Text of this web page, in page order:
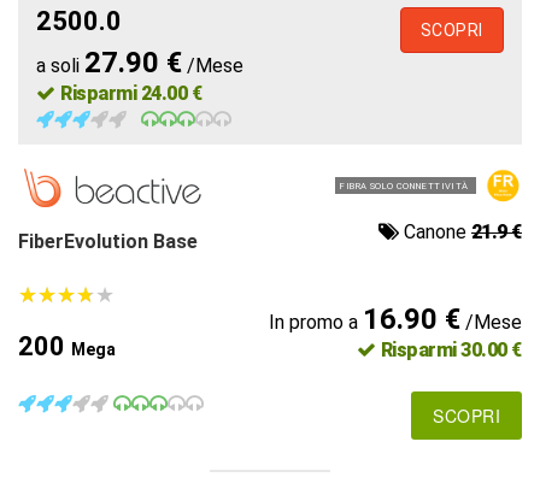
2500.0
a soli 27.90 € /Mese
Risparmi 24.00 €
SCOPRI
FIBRA SOLO CONNETTIVITÀ
FiberEvolution Base Canone 21.9 €
★★★★★
★★★★★
200 Mega
In promo a 16.90 €/Mese
Risparmi 30.00 €
SCOPRI